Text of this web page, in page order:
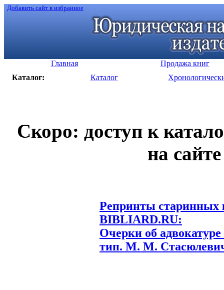
Добавить сайт в избранное
Главная
Продажа книг
Каталог:
Каталог
Скоро: доступ к
на
Репринты старинных
BIBLIARD.RU:
Очерки об
тип. М. М.